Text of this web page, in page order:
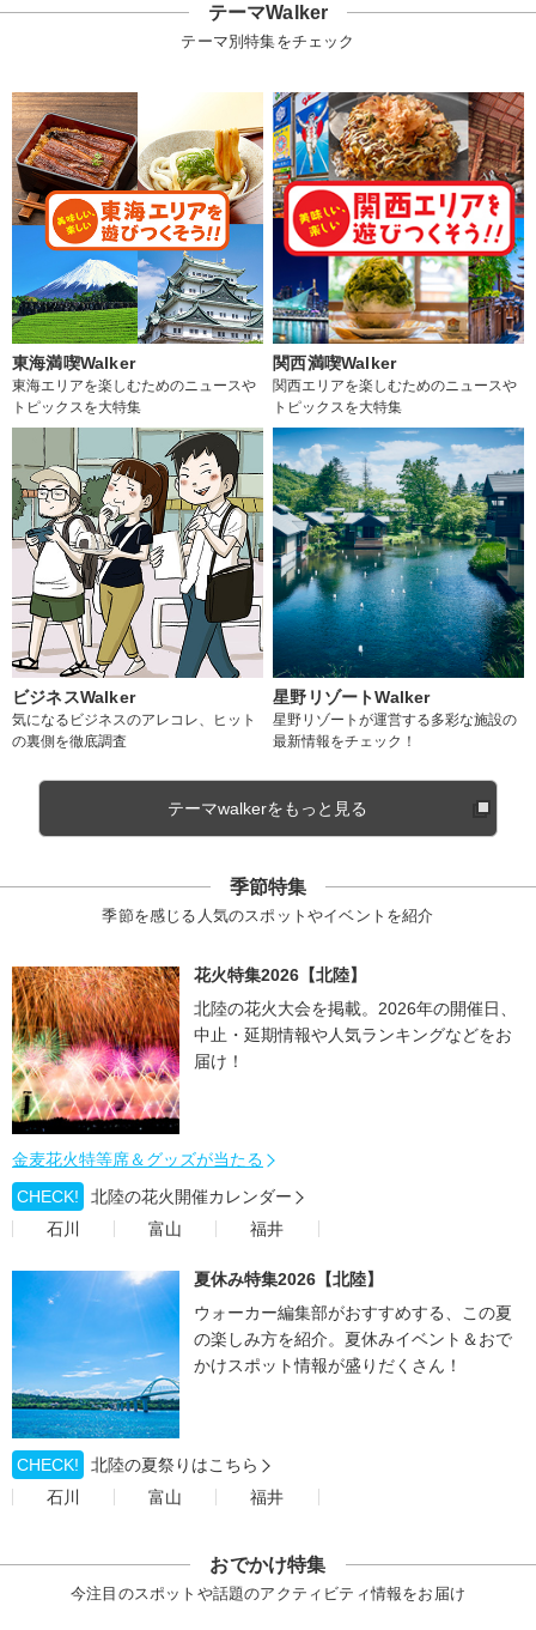
テーマWalker
テーマ別特集をチェック
東海満喫Walker
東海エリアを楽しむためのニュースや
トピックスを大特集
関西満喫Walker
関西エリアを楽しむためのニュースや
トピックスを大特集
ビジネスWalker
気になるビジネスのアレコレ、ヒット
の裏側を徹底調査
星野リゾートWalker
星野リゾートが運営する多彩な施設の
最新情報をチェック！
テーマwalkerをもっと見る
季節特集
季節を感じる人気のスポットやイベントを紹介
花火特集2026【北陸】
北陸の花火大会を掲載。2026年の開催日、
中止・延期情報や人気ランキングなどをお
届け！
金麦花火特等席＆グッズが当たる
CHECK!
北陸の花火開催カレンダー
石川
富山 福井
夏休み特集2026【北陸】
ウォーカー編集部がおすすめする、この夏
の楽しみ方を紹介。夏休みイベント＆おで
かけスポット情報が盛りだくさん！
CHECK!
北陸の夏祭りはこちら
石川
富山 福井
おでかけ特集
今注目のスポットや話題のアクティビティ情報をお届け